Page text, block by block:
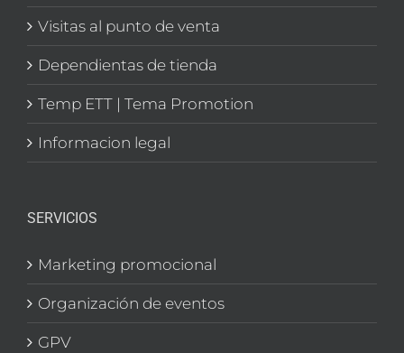
Visitas al punto de venta
Dependientas de tienda
Temp ETT | Tema Promotion
Informacion legal
SERVICIOS
Marketing promocional
Organización de eventos
GPV